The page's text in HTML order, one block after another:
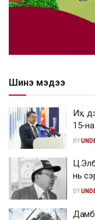
Шинэ мэдээ
Их,
15-
BY
нь
BY